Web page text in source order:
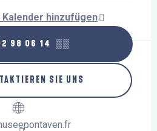
Kalender hinzufügen
98 06 14 ▒▒
SIE UNS